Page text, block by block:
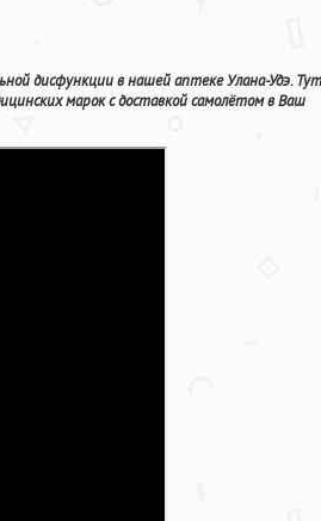
дисфункции в нашей аптеке Улана-Удэ. Тут
марок с доставкой самолётом в Ваш